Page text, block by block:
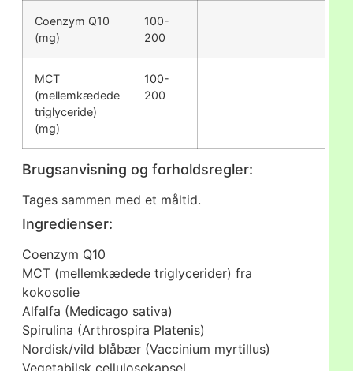
Coenzym Q10
(mg)
100-
200
MCT
(mellemkædede
triglyceride)
(mg)
100-
200
Brugsanvisning og forholdsregler:
Tages sammen med et måltid.
Ingredienser:
Coenzym Q10
MCT (mellemkædede triglycerider) fra
kokosolie
Alfalfa (Medicago sativa)
Spirulina (Arthrospira Platenis)
Nordisk/vild blåbær (Vaccinium myrtillus)